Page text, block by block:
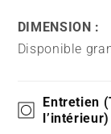
DIMENSION :
Disponible
Entretien
l’intérieur)